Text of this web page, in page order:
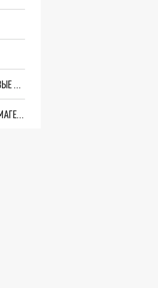
"ОЧЕНЬ ПЛОХИЕ НОВОСТИ": БОЛЬШАЯ ОШИБКА PALANTIR В РОССИИ. СТРАНЫ НАТО ВПЕРВЫЕ ЗА СВО ОСТАНОВИЛИ ПОСТАВКИ ОРУЖИЯ. ВСУ ТЕРЯЮТ ПРИГРАНИЧЬЕ?
ТРИ ГЛАВНЫХ ИНСАЙДА ОБ СВО. ОТМЕНА МОБИЛИЗАЦИИ И ВОЗВРАЩЕНИЕ "ГЕНЕРАЛА АРМАГЕДДОНА"? ОТЛИЧНЫЕ НОВОСТИ, КОТОРЫЕ ЖДАЛИ ВСЕ